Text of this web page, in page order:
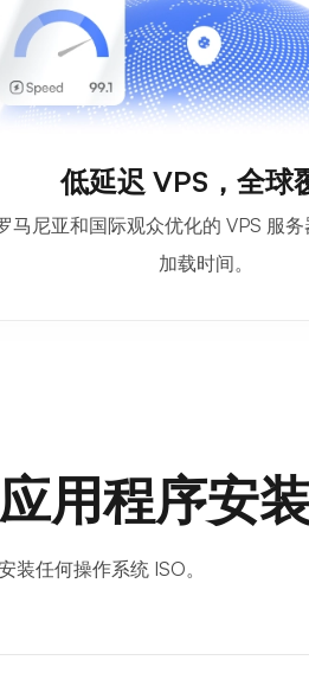
低延迟 VPS，全球
马尼亚和国际观众优化的 VPS 服
加载时间。
用程序安装
装任何操作系统 ISO。